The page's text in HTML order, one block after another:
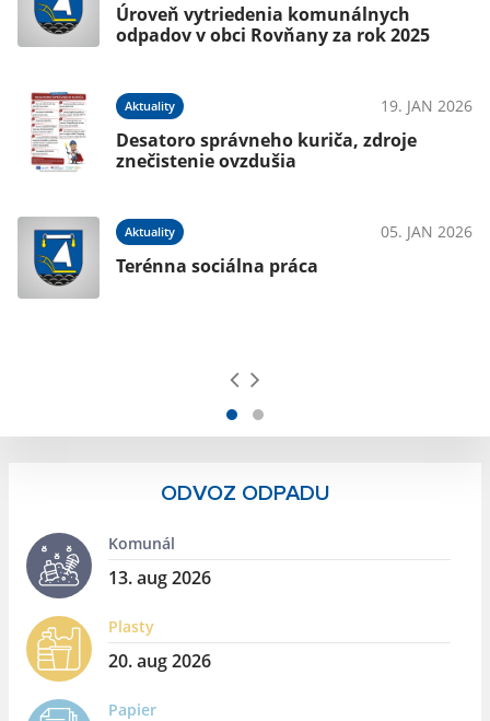
Úroveň vytriedenia komunálnych
odpadov v obci Rovňany za rok 2025
Aktuality 19. JAN 2026
Desatoro správneho kuriča, zdroje
znečistenie ovzdušia
Aktuality 05. JAN 2026
Terénna sociálna práca
ODVOZ ODPADU
Komunál
13. aug 2026
Plasty
20. aug 2026
Papier